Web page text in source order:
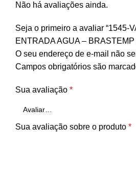
Não há avaliações ainda.
Seja o primeiro a avaliar “1545-
ENTRADA AGUA – BRASTEMP
O seu endereço de e-mail não
Campos obrigatórios são
Sua avaliação *
Sua avaliação sobre o produto *